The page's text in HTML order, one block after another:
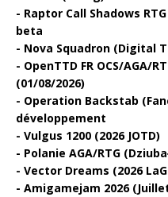
Raptor Call Shadows
beta
Nova Squadron (Digital
OpenTTD FR OCS/AGA/
(01/08/2026)
Operation Backstab
développement
Vulgus 1200 (2026 JOTD)
Polanie AGA/RTG
Vector Dreams (2026
Amigamejam 2026